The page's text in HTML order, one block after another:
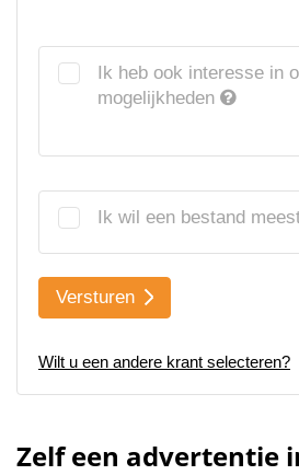
Ik heb ook interesse in
mogelijkheden
Ik wil een bestand
Versturen
Wilt u een andere krant selecteren?
Zelf een advertentie